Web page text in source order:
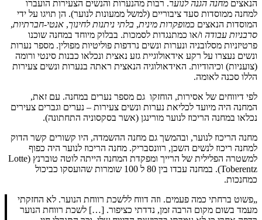
הנאצים מחנה הגנה לנוער. רבות מהנערות והנשים הצעירות הועברו
למחנה ממוסדות סעד ציבוריים (למשל ממעונות לנוער). הן תויגו על ידי
המוסדות הנאצים כמופקרות מינית, בלתי ניתנות לחינוך, אנטי-חברתיות,
סרבניות עבודה ו/או כמתנגדות לסמכות. בבלוק מיוחד במחנה שוכנו
פרטיזניות מסלובניה ונערות ונשים נרדפות פוליטיות מפולין. מספר נערות
ונשים נעצרו על רקע אידאולוגיית גזע נאצית ונכלאו כבנות סינטי ורומה
(צועניות) וכיהודיות. האידאולוגיה הנאצית ראתה בנערות ונשים צעירות
הללו סכנה לאומה.
לפי דיווחים של אסירות, הוחזקו גם מספר נערים במחנה. עם זאת,
המחנה היה מיועד לכליאת נערות ונשים צעירות – נערים וגברים צעירים
נכלאו במחנה הריכוז לנוער מורינגן (אשר בסקסוניה התחתונה).
מחנה הריכוז לנוער, ובהמשך גם מחנה ההשמדה, היו קשורים קשר הדוק
למחנה ריכוז לנשים השכן, רוונסבריק. מחנה הריכוז לנוער היה כפוף
למשטרה הפלילית של הרייך ומפקדת המחנה הייתה לוטה טוברנץ (Lotte
Toberentz). במחנה עבדו בין 80 ל 100 שומרות שהועסקו כביכול
כמחנכות.
„פשוט ברחתי כמה פעמים. וזה דווח ללשכת רווחת הנוער. לא החזקתי
מעמד בשום מקום הרבה זמן, נדדתי כציפור. […] לשכת רווחת הנוער